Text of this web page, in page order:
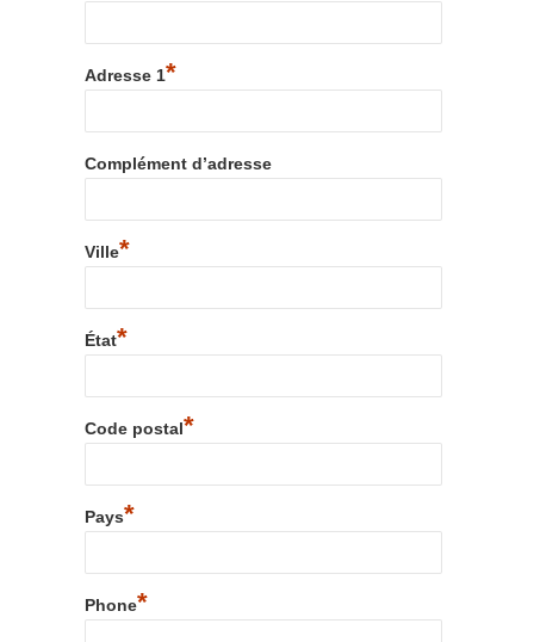
Adresse 1*
Complément d’adresse
Ville*
État*
Code postal*
Pays*
Phone*